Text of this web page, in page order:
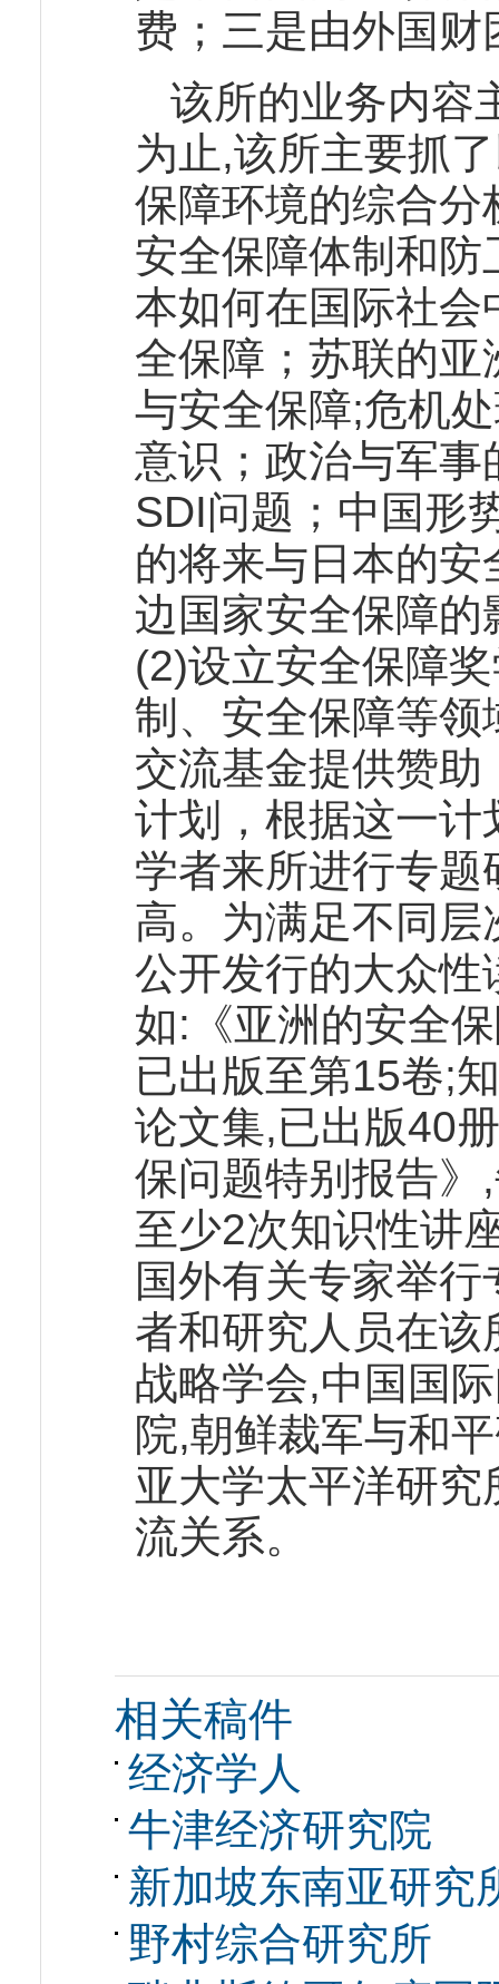
费；三是由外国
该所的业务内容
为止,该所主要抓
保障环境的综合
安全保障体制和
本如何在国际社
全保障；苏联的
与安全保障;危机
意识；政治与军
SDI问题；中国形
的将来与日本的
边国家安全保障
(2)设立安全保障
制、安全保障等
交流基金提供赞
计划，根据这一
学者来所进行专
高。为满足不同
公开发行的大众
如:《亚洲的安全
已出版至第15卷;
论文集,已出版40
保问题特别报告
至少2次知识性讲
国外有关专家举
者和研究人员在
战略学会,中国国
院,朝鲜裁军与和
亚大学太平洋研
流关系。
相关稿件
经济学人
牛津经济研究院
新加坡东南亚研究
野村综合研究所